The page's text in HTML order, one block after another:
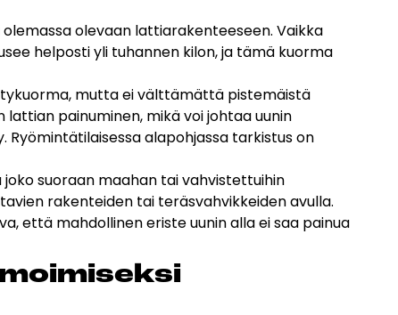
olevaan lattiarakenteeseen. Vaikka
helposti yli tuhannen kilon, ja tämä kuorma
mutta ei välttämättä pistemäistä
lattian painuminen, mikä voi johtaa uunin
alapohjassa tarkistus on
suoraan maahan tai vahvistettuihin
rakenteiden tai teräsvahvikkeiden avulla.
että mahdollinen eriste uunin alla ei saa painua